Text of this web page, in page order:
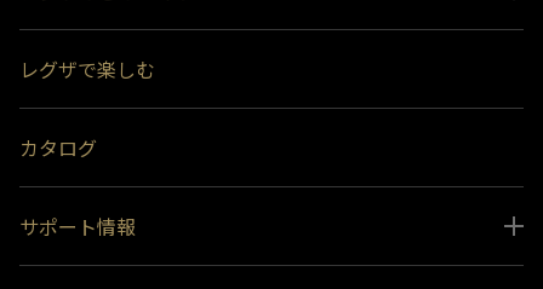
受賞履歴
おすすめ番組
レグザで楽しむ
カタログ
サポート情報